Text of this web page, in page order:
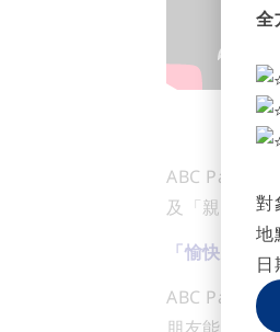
ABC
及「親子」
「愉快學習」
ABC
全
對
地